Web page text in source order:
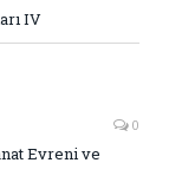
IV
0
Evreni ve